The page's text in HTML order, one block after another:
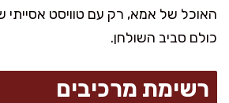
האוכל של אמא, רק עם טוויסט
כולם סביב השולחן.
רשימת מרכיבים